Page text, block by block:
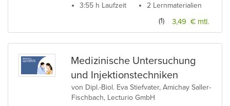
3:55 h Laufzeit
2 Lernmaterialien
3,49 € mtl.
(1)
Medizinische Untersuchung
und Injektionstechniken
von Dipl.-Biol. Eva Stiefvater, Amichay Saller-
Fischbach, Lecturio GmbH